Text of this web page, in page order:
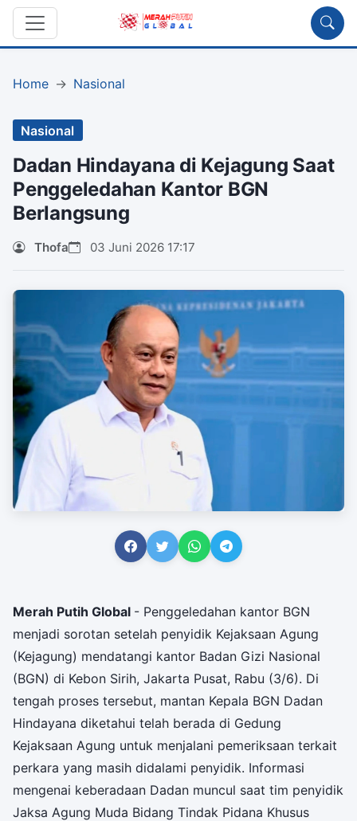
Home Nasional
Nasional
Dadan Hindayana di Kejagung Saat
Penggeledahan Kantor BGN
Berlangsung
Thofa 03 Juni 2026 17:17
Merah Putih Global - Penggeledahan kantor BGN
menjadi sorotan setelah penyidik Kejaksaan Agung
(Kejagung) mendatangi kantor Badan Gizi Nasional
(BGN) di Kebon Sirih, Jakarta Pusat, Rabu (3/6). Di
tengah proses tersebut, mantan Kepala BGN Dadan
Hindayana diketahui telah berada di Gedung
Kejaksaan Agung untuk menjalani pemeriksaan terkait
perkara yang masih didalami penyidik. Informasi
mengenai keberadaan Dadan muncul saat tim penyidik
Jaksa Agung Muda Bidang Tindak Pidana Khusus